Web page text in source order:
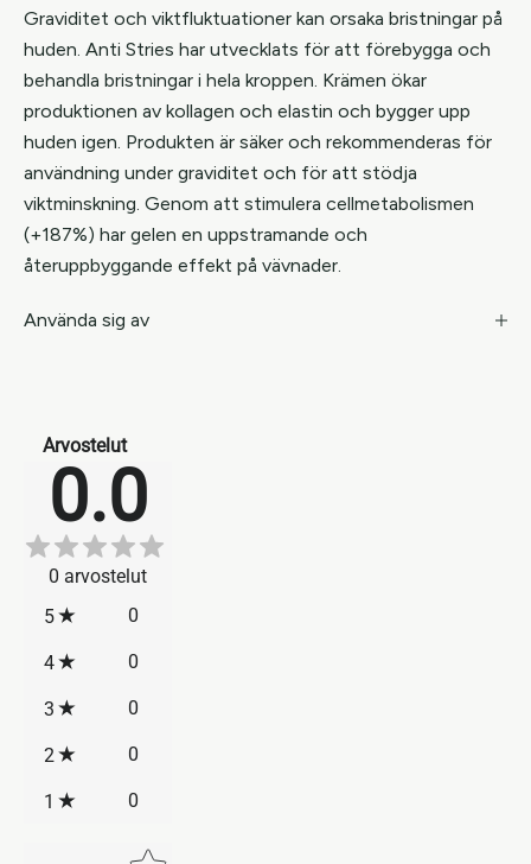
Graviditet och viktfluktuationer kan orsaka bristningar på
huden. Anti Stries har utvecklats för att förebygga och
behandla bristningar i hela kroppen. Krämen ökar
produktionen av kollagen och elastin och bygger upp
huden igen. Produkten är säker och rekommenderas för
användning under graviditet och för att stödja
viktminskning. Genom att stimulera cellmetabolismen
(+187%) har gelen en uppstramande och
återuppbyggande effekt på vävnader.
Använda sig av
Arvostelut
0.0
0 arvostelut
5
0
4 0
3 0
2 0
1 0
Star rating